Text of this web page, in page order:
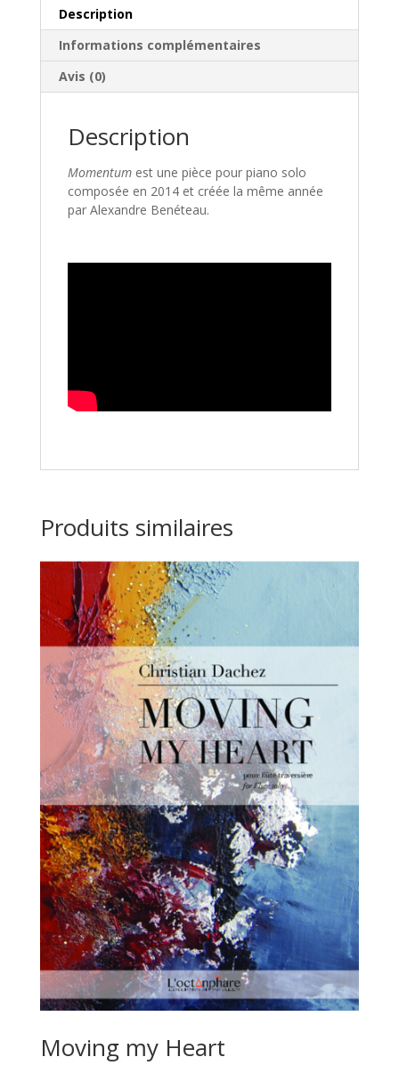
Description
Informations complémentaires
Avis (0)
Description
Momentumest une pièce pour piano solo
composée en 2014 et créée la même année
par Alexandre Benéteau.
Produits similaires
Moving my Heart